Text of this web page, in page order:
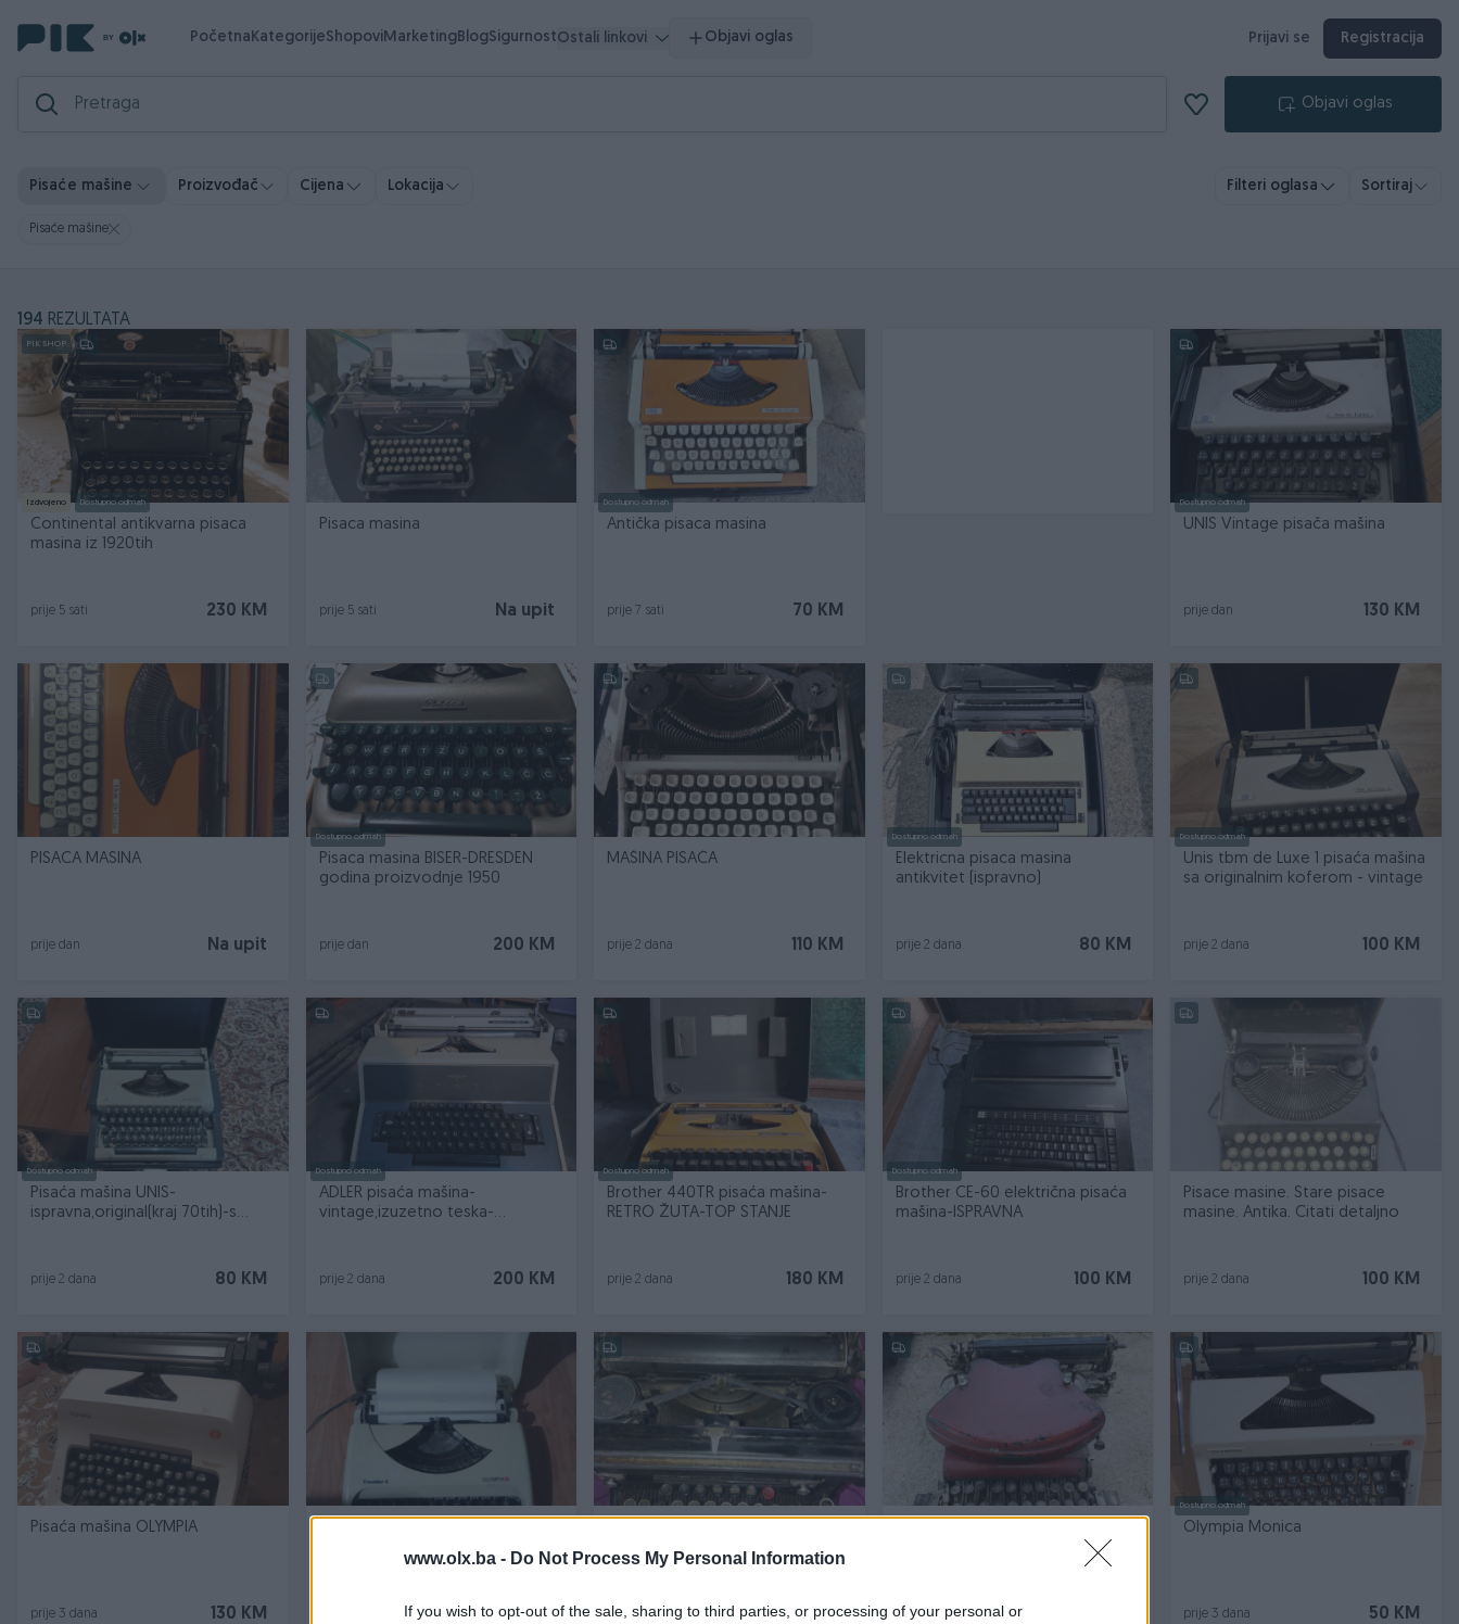
www.olx.ba - Do Not Process My Personal Information
If you wish to opt-out of the sale, sharing to third parties, or processing of your personal or
PočetnaKategorijeShopoviMarketingBlogSigurnostOstali linkovi Objavi oglas Prijavi se Registracija
Objavi oglas
Pisaće mašine Proizvođač Cijena Lokacija Filteri oglasa Sortiraj
Pisaće mašine
194 REZULTATA
PIK SHOP
Izdvojeno Dostupno odmah
Continental antikvarna pisaca
masina iz 1920tih
230 KM
prije 5 sati
Pisaca masina
Na upit
prije 5 sati
Dostupno odmah
Antička pisaca masina
70 KM
prije 7 sati
Dostupno odmah
UNIS Vintage pisača mašina
130 KM
prije dan
PISACA MASINA
Na upit
prije dan
Dostupno odmah
Pisaca masina BISER-DRESDEN
godina proizvodnje 1950
200 KM
prije dan
MAŠINA PISAĆA
110 KM
prije 2 dana
Dostupno odmah
Elektricna pisaca masina
antikvitet (ispravno)
80 KM
prije 2 dana
Dostupno odmah
Unis tbm de Luxe 1 pisaća mašina
sa originalnim koferom - vintage
100 KM
prije 2 dana
Dostupno odmah
Pisaća mašina UNIS-
ispravna,original(kraj 70tih)-s
80 KM
prije 2 dana
Dostupno odmah
ADLER pisaća mašina-
vintage,izuzetno teska-
200 KM
prije 2 dana
Dostupno odmah
Brother 440TR pisaća mašina-
RETRO ŽUTA-TOP STANJE
180 KM
prije 2 dana
Dostupno odmah
Brother CE-60 električna pisaća
mašina-ISPRAVNA
100 KM
prije 2 dana
Pisace masine. Stare pisace
masine. Antika. Citati detaljno
100 KM
prije 2 dana
Pisaća mašina OLYMPIA
130 KM
prije 3 dana Na upit
NAUMANN
220 KM
prije 3 dana prije 3 dana
Dostupno odmah
Olympia Monica
50 KM
prije 3 dana